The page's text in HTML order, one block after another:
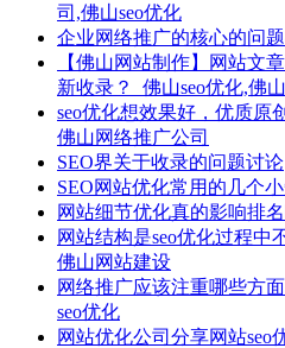
司,佛山seo优化
企业网络推广的核心的问题
【佛山网站制作】网站文
新收录？_佛山seo优化,佛
seo优化想效果好，优质原
佛山网络推广公司
SEO界关于收录的问题讨论
SEO网站优化常用的几个
网站细节优化真的影响排
网站结构是seo优化过程中
佛山网站建设
网络推广应该注重哪些方
seo优化
网站优化公司分享网站seo